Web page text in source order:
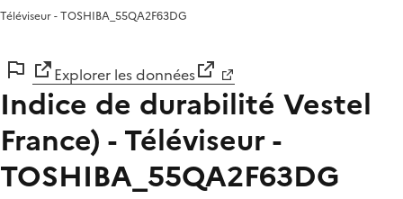
Téléviseur - TOSHIBA_55QA2F63DG
Explorer les données
Indice de durabilité Vestel
France) - Téléviseur -
TOSHIBA_55QA2F63DG